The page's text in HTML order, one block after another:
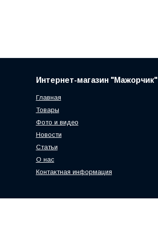
Интернет-магазин "Мажорчик"
Главная
Товары
Фото и видео
Новости
Статьи
О нас
Контактная информация